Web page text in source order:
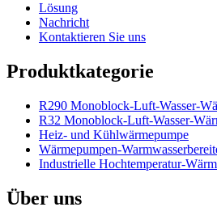
Lösung
Nachricht
Kontaktieren Sie uns
Produktkategorie
R290 Monoblock-Luft-Wasser-
R32 Monoblock-Luft-Wasser-
Heiz- und Kühlwärmepumpe
Wärmepumpen-
Industrielle Hochtemperatur-
Über uns